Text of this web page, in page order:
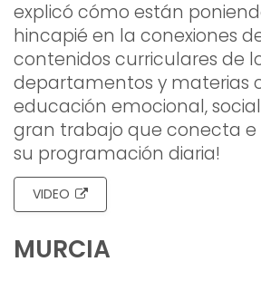
explicó cómo están
hincapié en la conexiones
contenidos curriculares de
departamentos y materias
educación emocional, social
gran trabajo que conecta e
su programación diaria!
VIDEO
MURCIA